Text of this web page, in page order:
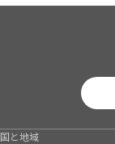
国と地域